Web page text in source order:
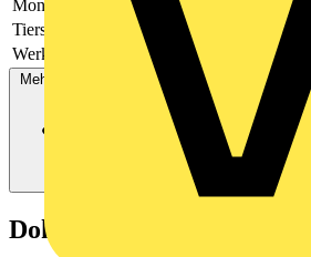
Montagehöhe
2.2
Tierschneise
Nein
Werkstoffgüte
Thermoplast
Mehr anzeigen
Dokumente